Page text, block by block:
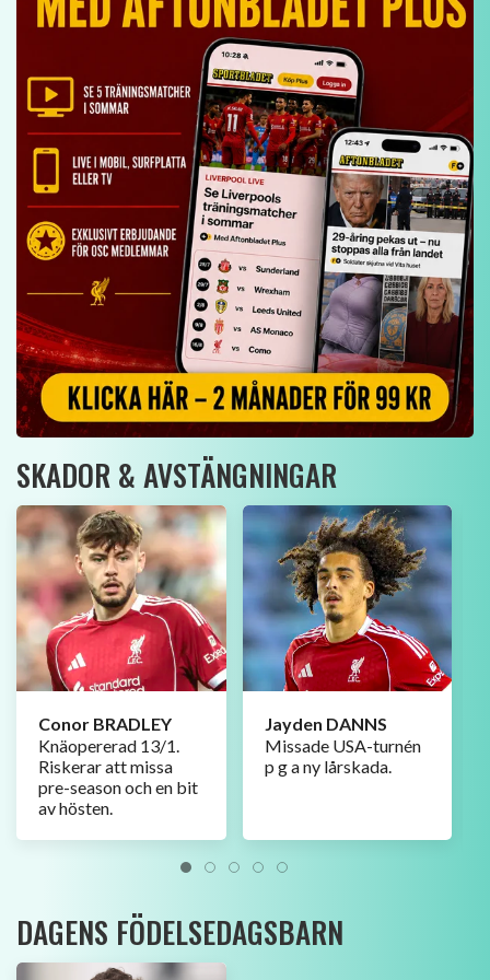
Knäopererad 13/1.
Riskerar att missa
pre-season och en bit
av hösten.
Jayden DANNS
Missade USA-turnén
p g a ny lårskada.
DAGENS FÖDELSEDAGSBARN
Owen BECK,24 år
Liverpool will always be a
cloud over me. I know I
would have got Liverpool
right, but, you know, it took
Fergie seven years at
Manchester United.
januari 1994 efter tre år som
manager